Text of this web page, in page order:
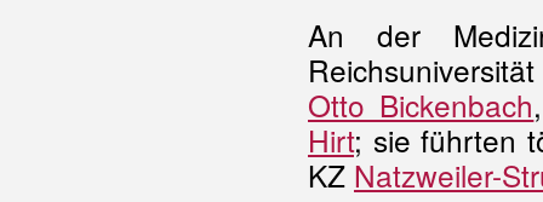
An der
Otto Bickenbach
Hirt; sie führten
KZ Natzweiler-